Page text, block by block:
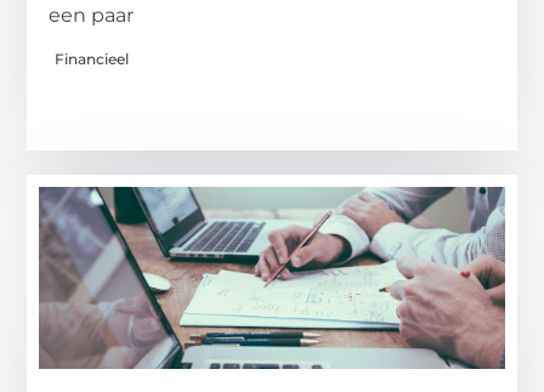
een paar
Financieel